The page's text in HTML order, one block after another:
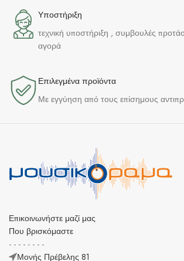
Υποστήριξη
τεχνική υποστήριξη , συμβουλές
αγορά
Επιλεγμένα προϊόντα​
Με εγγύηση από τους επίσημους
Επικοινωνήστε μαζί μας
Που βρισκόμαστε
- - - - - - - -
Μονής Πρέβελης 81